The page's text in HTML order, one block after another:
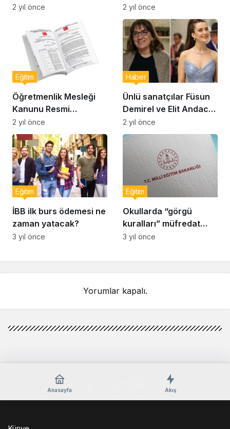
Atölyeleri: Çocuklar
otomobilleri
keşfedecek
2 yıl önce
Bakanlığı’ndan
açıklama geldi
2 yıl önce
Öğretmenlik Mesleği
Kanunu Resmi
Gazete’de yayımlandı
Eğitim
2 yıl önce
Ünlü sanatçılar Füsun
Demirel ve Elit Andac
Çam’dan öğretmenlere
destek
Haber
2 yıl önce
İBB ilk burs ödemesi ne
zaman yatacak?
Eğitim
3 yıl önce
Okullarda “görgü
kuralları” müfredat
kapsamına alındı
Eğitim
3 yıl önce
Yorumlar kapalı.
Anasayfa Akış